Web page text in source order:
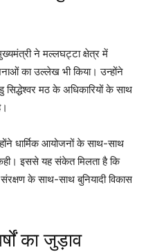
ने मल्लघट्टा क्षेत्र में
का उल्लेख भी किया। उन्होंने
सिद्धेश्वर मठ के अधिकारियों के साथ
धार्मिक आयोजनों के साथ-साथ
इससे यह संकेत मिलता है कि
के साथ-साथ बुनियादी विकास
का जुड़ाव